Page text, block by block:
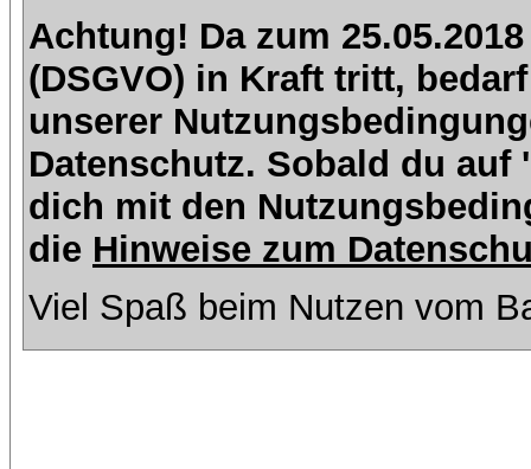
Achtung! Da zum
(DSGVO) in Kraft tritt,
unserer
Datenschutz. Sobald du
dich mit den
die Hinweise zum
Viel Spaß beim Nutzen vom